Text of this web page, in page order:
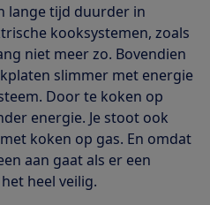
lange tijd duurder in
kooksystemen, zoals
niet meer zo. Bovendien
slimmer met energie
Door te koken op
energie. Je stoot ook
koken op gas. En omdat
aan gaat als er een
heel veilig.